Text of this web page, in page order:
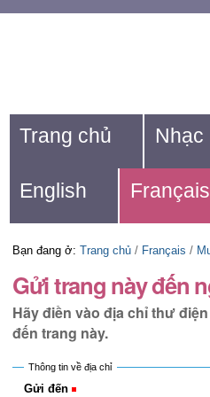
dung.
đến
mục
định
hướng
cá
nhân
kiếm
Navigation
Trang chủ Nhạc
English Français
Bạn đang ở: Trang chủ / Français /
Gửi trang này đến
Hãy điền vào địa chỉ thư
đến trang này.
Thông tin về địa chỉ
Gửi đến